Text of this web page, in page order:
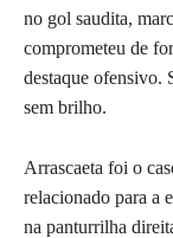
no gol saudita,
comprometeu de
destaque ofensivo.
sem brilho.
Arrascaeta foi o
relacionado para a
na panturrilha